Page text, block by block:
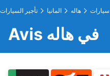
تأجير السيارات المانيا هاله
Avis في هاله